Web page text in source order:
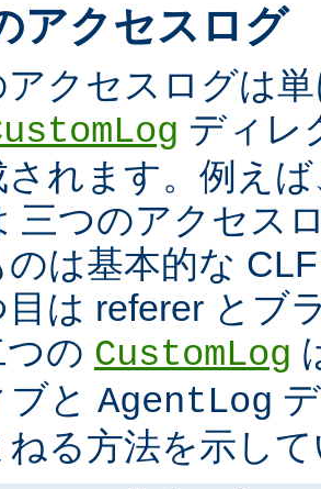
アクセスログ
クセスログは
ディレ
されます。例え
三つのアクセス
は基本的な
目は referer とブ
の CustomLog
と AgentLog
ねる方法を示し